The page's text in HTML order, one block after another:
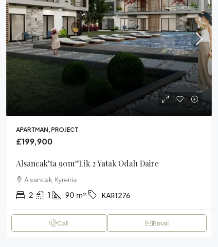
APARTMAN, PROJECT
£199,900
Alsancak’ta 90m²’lik 2 Yatak Odalı Daire
Alsancak, Kyrenia
2 1 90 m² KAR1276
Call Email